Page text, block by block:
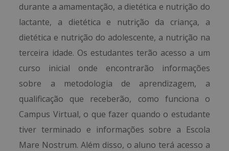
durante a amamentação, a dietética e nutrição do
lactante, a dietética e nutrição da criança, a
dietética e nutrição do adolescente, a nutrição na
terceira idade. Os estudantes terão acesso a um
curso inicial onde encontrarão informações
sobre a metodologia de aprendizagem, a
qualificação que receberão, como funciona o
Campus Virtual, o que fazer quando o estudante
tiver terminado e informações sobre a Escola
Mare Nostrum. Além disso, o aluno terá acesso a